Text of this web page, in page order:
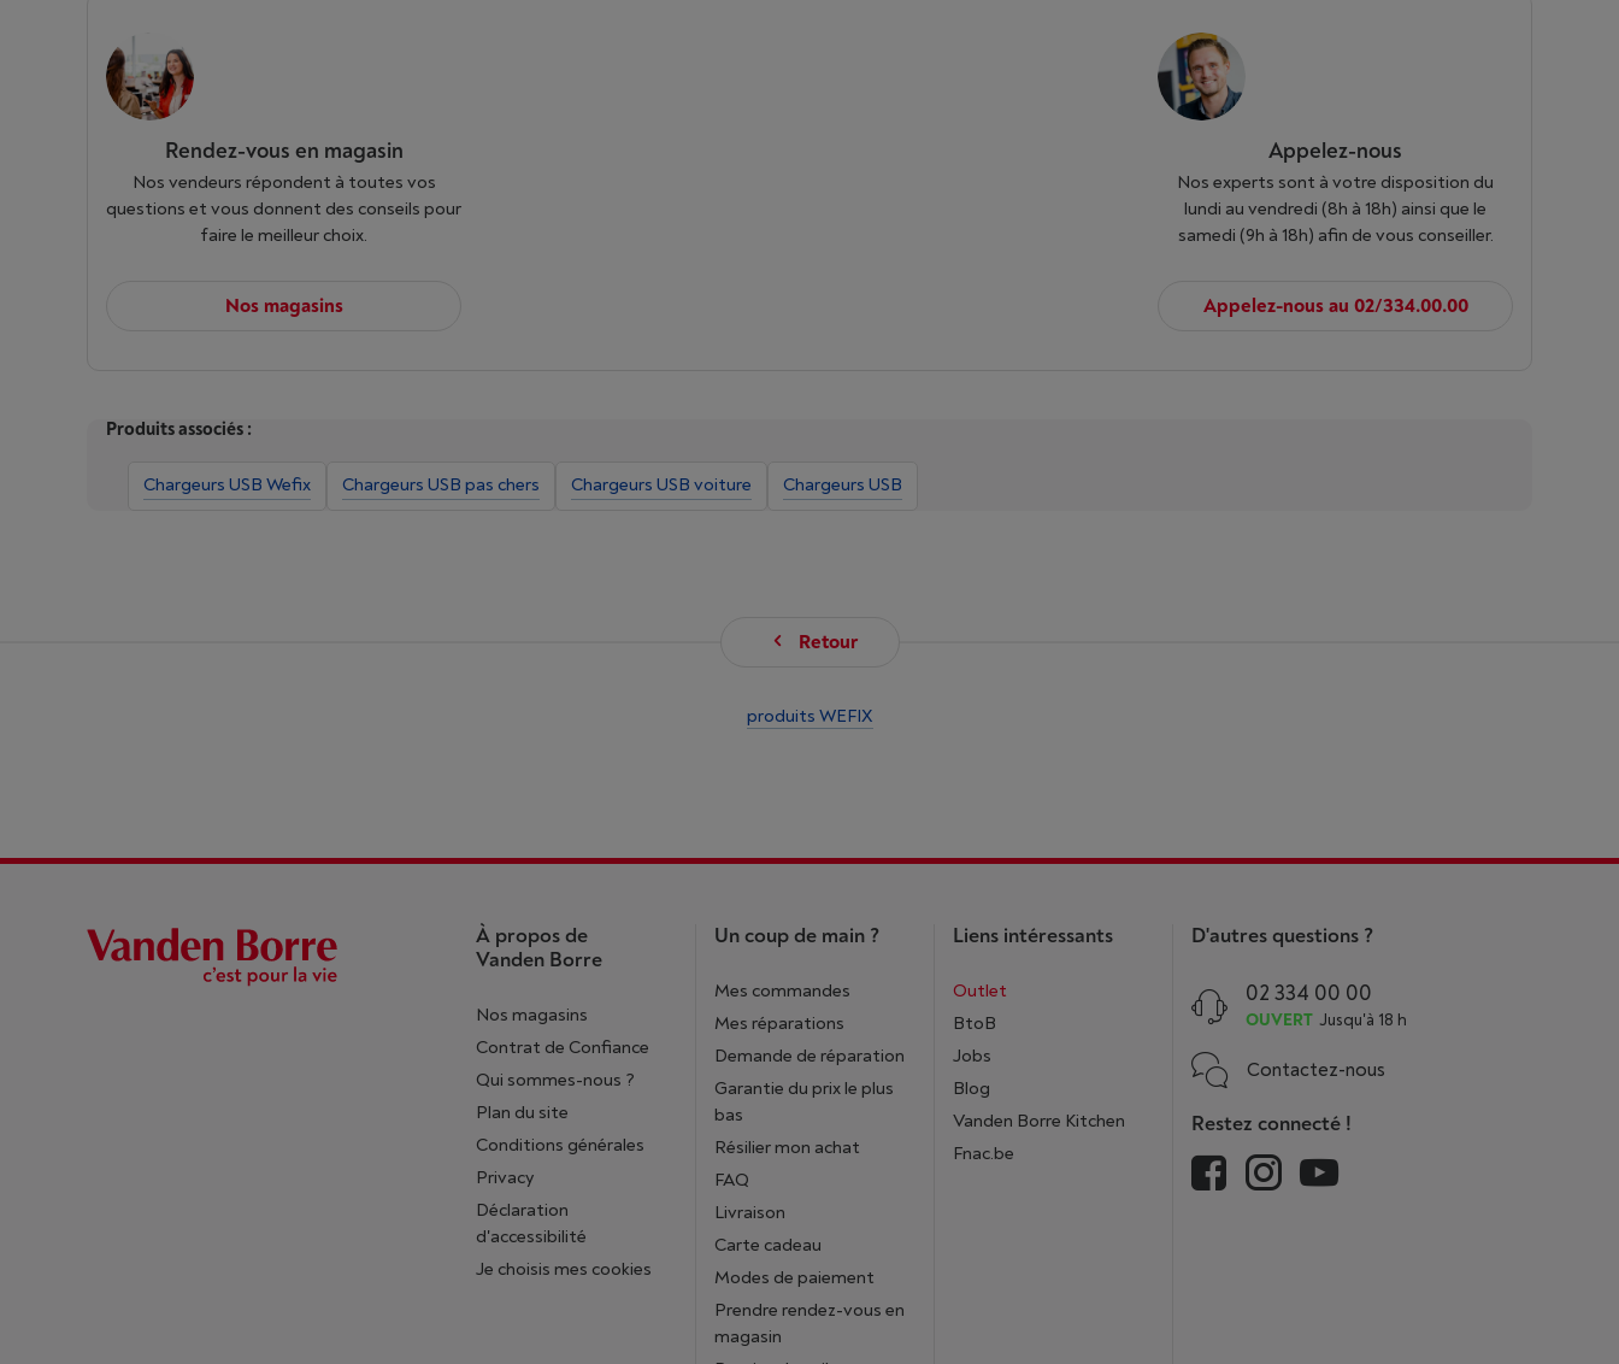
Rendez-vous en magasin
Nos vendeurs répondent à toutes vos
questions et vous donnent des conseils pour
faire le meilleur choix.
Nos magasins
Appelez-nous
Nos experts sont à votre disposition du
lundi au vendredi (8h à 18h) ainsi que le
samedi (9h à 18h) afin de vous conseiller.
Appelez-nous au 02/334.00.00
Produits associés :
Chargeurs USB Wefix Chargeurs USB pas chers Chargeurs USB voiture Chargeurs USB
Retour
produits WEFIX
À propos de
Vanden Borre
Nos magasins
Contrat de Confiance
Qui sommes-nous ?
Plan du site
Conditions générales
Privacy
Déclaration
d'accessibilité
Je choisis mes cookies
Un coup de main ?
Mes commandes
Mes réparations
Demande de réparation
Garantie du prix le plus
bas
Résilier mon achat
FAQ
Livraison
Carte cadeau
Modes de paiement
Prendre rendez-vous en
magasin
Liens intéressants
Outlet
BtoB
Jobs
Blog
Vanden Borre Kitchen
Fnac.be
D'autres questions ?
02 334 00 00
OUVERT Jusqu'à 18 h
Contactez-nous
Restez connecté !